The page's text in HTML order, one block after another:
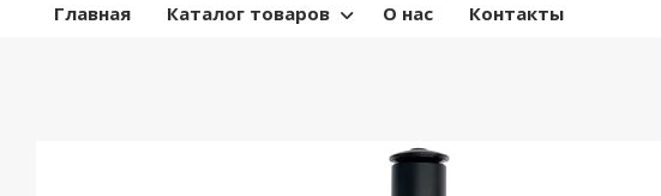
Главная Каталог товаров О нас Контакты